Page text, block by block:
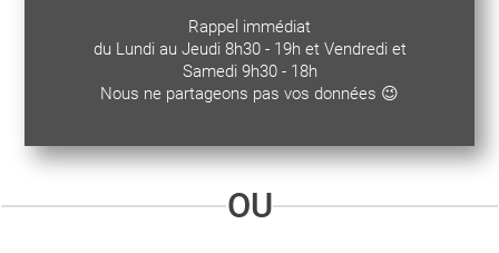
Rappel immédiat
du Lundi au Jeudi 8h30 - 19h et Vendredi et
Samedi 9h30 - 18h
Nous ne partageons pas vos données 😉
OU